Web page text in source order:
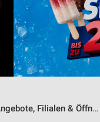
Filialen & Öffnungszeiten